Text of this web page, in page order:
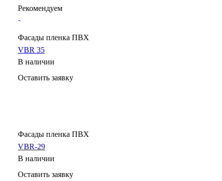
Рекомендуем
Фасады пленка ПВХ
VBR 35
В наличии
Оставить заявку
Фасады пленка ПВХ
VBR-29
В наличии
Оставить заявку